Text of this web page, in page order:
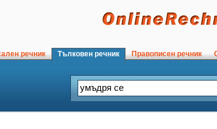
речник Тълковен речник Правописен речник